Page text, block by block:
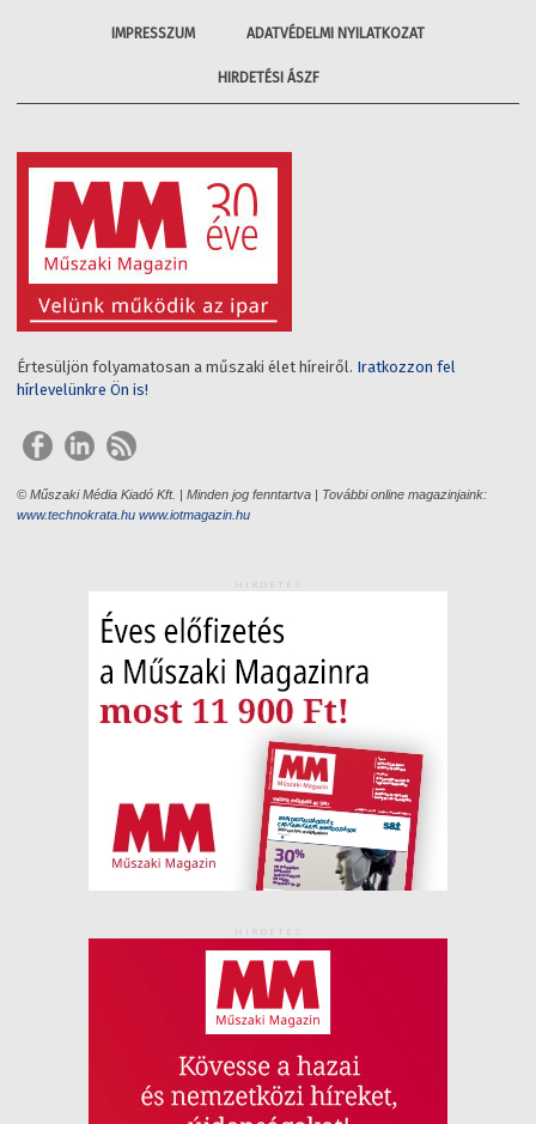
IMPRESSZUM ADATVÉDELMI NYILATKOZAT
HIRDETÉSI ÁSZF
Értesüljön folyamatosan a műszaki élet híreiről. Iratkozzon fel
hírlevelünkre Ön is!
© Műszaki Média Kiadó Kft. | Minden jog fenntartva | További online magazinjaink:
www.technokrata.hu www.iotmagazin.hu
HIRDETÉS
HIRDETÉS